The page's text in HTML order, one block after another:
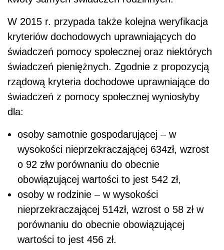
W 2015 r. przypada także kolejna weryfikacja
kryteriów dochodowych uprawniających do
świadczeń pomocy społecznej oraz niektórych
świadczeń pieniężnych. Zgodnie z propozycją
rządową kryteria dochodowe uprawniające do
świadczeń z pomocy społecznej wyniosłyby
dla:
osoby samotnie gospodarującej – w
wysokości nieprzekraczającej 634zł, wzrost
o 92 złw porównaniu do obecnie
obowiązującej wartości to jest 542 zł,
osoby w rodzinie – w wysokości
nieprzekraczającej 514zł, wzrost o 58 zł w
porównaniu do obecnie obowiązującej
wartości to jest 456 zł.